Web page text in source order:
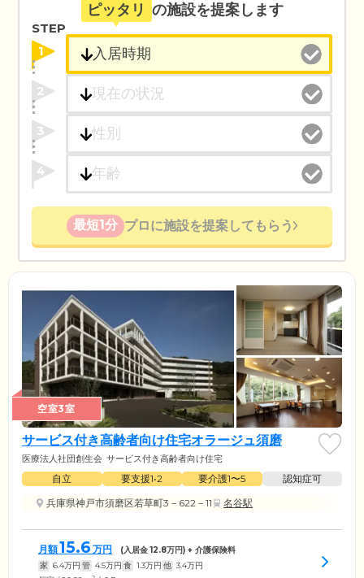
ピッタリ の施設を提案します
STEP
1
2
3
4
最短1分 プロに施設を提案してもらう
空室3室
サービス付き高齢者向け住宅オラージュ須磨
医療法人社団創生会 サービス付き高齢者向け住宅
自立 要支援1•2 要介護1〜5
認知症可
兵庫県神戸市須磨区若草町3－622－11
名谷駅
月額15.6 万円 (入居金12.8万円) + 介護保険料
家 6.4万円 管 4.5万円 食 1.3万円 他 3.4万円